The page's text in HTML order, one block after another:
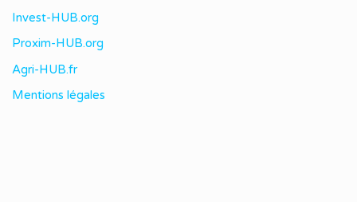
Invest-HUB.org
Proxim-HUB.org
Agri-HUB.fr
Mentions légales